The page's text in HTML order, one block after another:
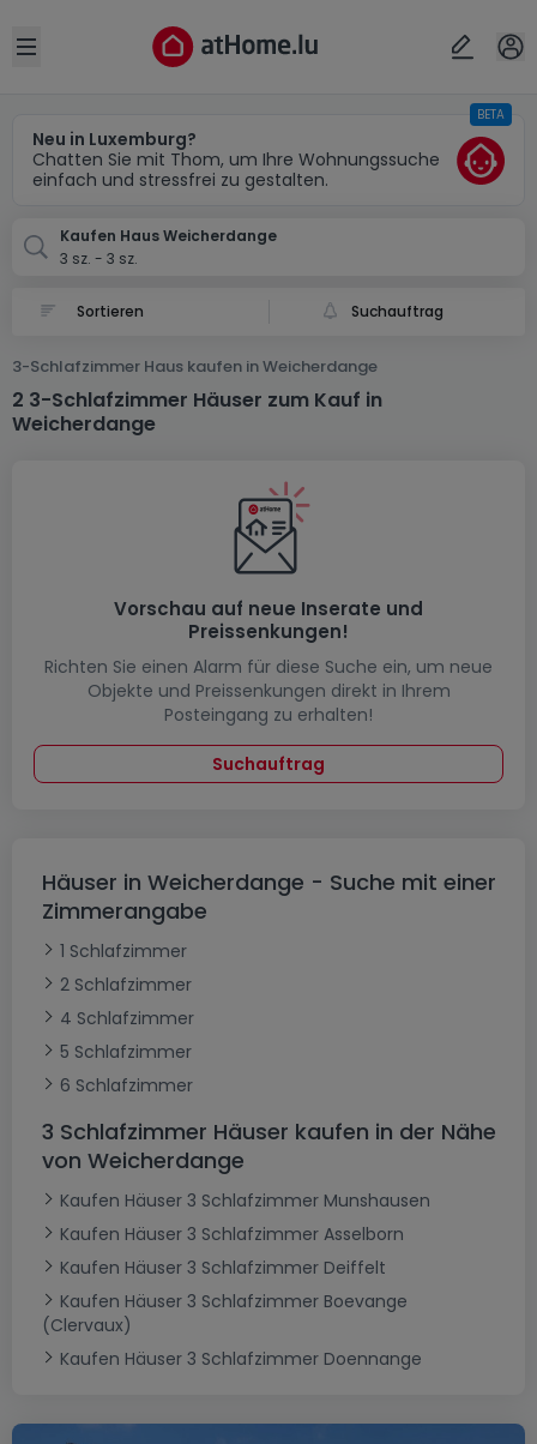
Open sidebar
Neu in Luxemburg?
Chatten Sie mit Thom, um Ihre Wohnungssuche
einfach und stressfrei zu gestalten.
BETA
Kaufen Haus Weicherdange
3 sz. - 3 sz.
Suchauftrag
3-Schlafzimmer Haus kaufen in Weicherdange
2 3-Schlafzimmer Häuser zum Kauf in
Weicherdange
Vorschau auf neue Inserate und
Preissenkungen!
Richten Sie einen Alarm für diese Suche ein, um neue
Objekte und Preissenkungen direkt in Ihrem
Posteingang zu erhalten!
Suchauftrag
Häuser in Weicherdange - Suche mit einer
Zimmerangabe
1 Schlafzimmer
2 Schlafzimmer
4 Schlafzimmer
5 Schlafzimmer
6 Schlafzimmer
3 Schlafzimmer Häuser kaufen in der Nähe
von Weicherdange
Kaufen Häuser 3 Schlafzimmer Munshausen
Kaufen Häuser 3 Schlafzimmer Asselborn
Kaufen Häuser 3 Schlafzimmer Deiffelt
Kaufen Häuser 3 Schlafzimmer Boevange
(Clervaux)
Kaufen Häuser 3 Schlafzimmer Doennange
Ort
Abbrechen ok